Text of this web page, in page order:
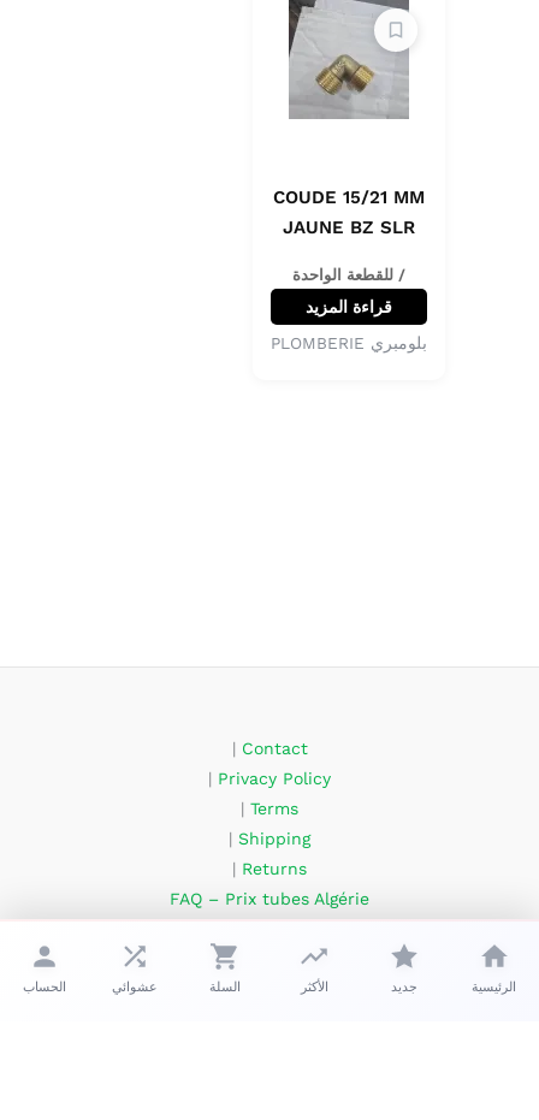
COUDE 15/21 MM
JAUNE BZ SLR
/ للقطعة الواحدة
قراءة المزيد
بلومبري PLOMBERIE
Contact
|
Privacy Policy
|
Terms
|
Shipping
|
Returns
|
FAQ – Prix tubes Algérie
الرئيسية جديد الأكثر السلة عشوائي الحساب